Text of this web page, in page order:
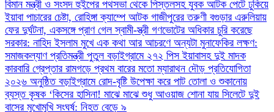
বিমান মন্ত্রী ও সংসদ হুইপের পথসভা থেকে পিস্তলসহ যুবক আটক পেটে ঢুকিয়ে
ইয়াবা পাচারের চেষ্টা, রোহিঙ্গা ক্যাম্পে আটক গাজীপুরের তরুণী বগুড়ার এরুলিয়ায়
ফের দুর্ঘটনা, একসঙ্গে প্রাণ গেল স্বামী-স্ত্রী গণভোটের অধিকার চুরি করেছে
সরকার: নাহিদ ইসলাম মুখে এক কথা আর আচরণে অন্যটা মুনাফেকির লক্ষণ:
সমাজকল্যাণ প্রতিমন্ত্রী পুতুল বড়াইগ্রামে ২৭২ পিস ইয়াবাসহ দুই মাদক
কারবারি গ্রেপ্তার রামগড়ে প্রথম বারের মতো ম্যারাথন দৌড় প্রতিযোগিতা
২০২৬ অনুষ্ঠিত বড়াইগ্রামে রোদ-বৃষ্টি উপেক্ষা করে পাট তোলা ও শুকানোয়
ব্যস্ত কৃষক ‘কিসের হাসিনা! মাঝে মাঝে শুধু আওয়াজ শোনা যায় সিলেটে দুই
বাসের মুখোমুখি সংঘর্ষ: নিহত বেড়ে ৯